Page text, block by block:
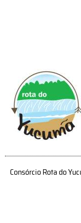
Consórcio Rota do